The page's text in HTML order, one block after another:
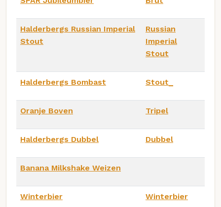
Halderbergs Russian Imperial
Stout
Russian
Imperial
Stout
Halderbergs Bombast Stout_
Oranje Boven Tripel
Halderbergs Dubbel Dubbel
Banana Milkshake Weizen
Winterbier Winterbier